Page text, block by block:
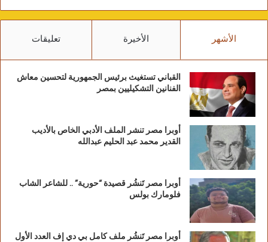
الأشهر الأخيرة تعليقات
القباني تستغيث برئيس الجمهورية لتحسين معاش
الفنانين التشكيليين بمصر
أوبرا مصر تنشر الملف الأدبي الخاص بالأديب
القدير محمد عبد الحليم عبدالله
أوبرا مصر تَنشُر قصيدة “حورية” .. للشاعر الشاب
فلومارك بولس
أوبرا مصر تَنشُر ملف كامل بي دي إف العدد الأول